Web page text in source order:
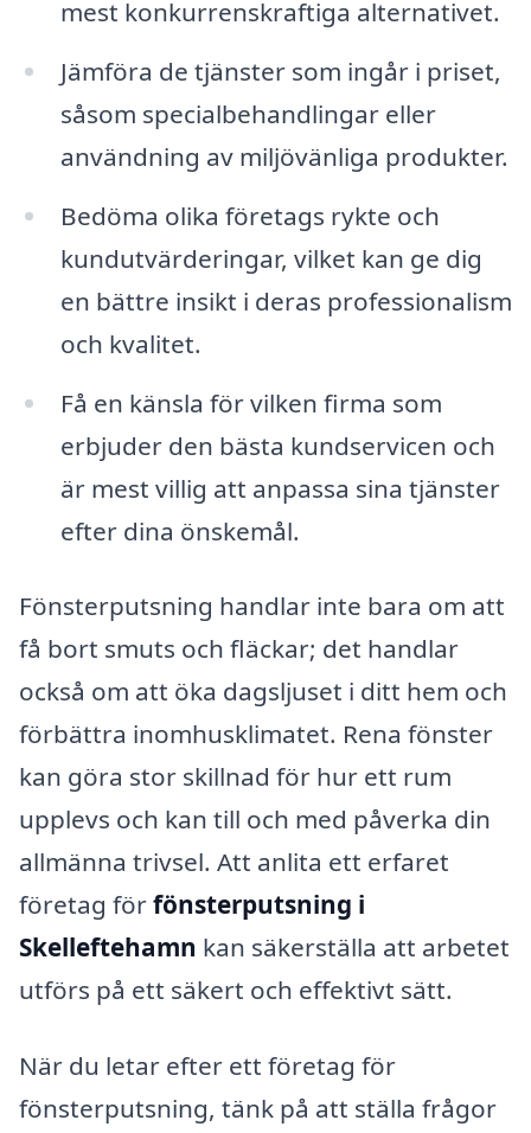
mest konkurrenskraftiga alternativet.
Jämföra de tjänster som ingår i priset,
såsom specialbehandlingar eller
användning av miljövänliga produkter.
Bedöma olika företags rykte och
kundutvärderingar, vilket kan ge dig
en bättre insikt i deras professionalism
och kvalitet.
Få en känsla för vilken firma som
erbjuder den bästa kundservicen och
är mest villig att anpassa sina tjänster
efter dina önskemål.
Fönsterputsning handlar inte bara om att
få bort smuts och fläckar; det handlar
också om att öka dagsljuset i ditt hem och
förbättra inomhusklimatet. Rena fönster
kan göra stor skillnad för hur ett rum
upplevs och kan till och med påverka din
allmänna trivsel. Att anlita ett erfaret
företag förfönsterputsning i
Skelleftehamn kan säkerställa att arbetet
utförs på ett säkert och effektivt sätt.
När du letar efter ett företag för
fönsterputsning, tänk på att ställa frågor